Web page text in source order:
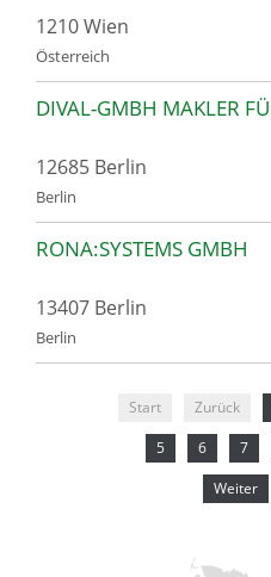
1210 Wien
Österreich
DIVAL-GMBH MAKLER
12685 Berlin
Berlin
RONA:SYSTEMS GMBH
13407 Berlin
Berlin
Start Zurück
5 6 7
Weiter